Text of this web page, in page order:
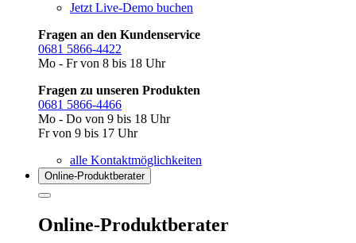
Jetzt Live-Demo buchen
Fragen an den Kundenservice
0681 5866-4422
Mo - Fr von 8 bis 18 Uhr
Fragen zu unseren Produkten
0681 5866-4466
Mo - Do von 9 bis 18 Uhr
Fr von 9 bis 17 Uhr
alle Kontaktmöglichkeiten
Online-Produkt­berater
Online-Produktberater